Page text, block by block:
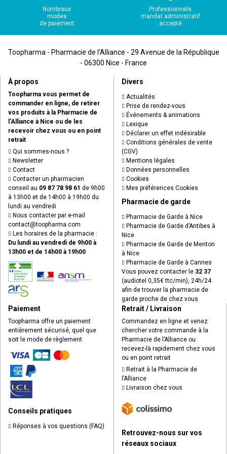
Nombreux
modes
de paiement
Professionnels
mandat administratif
accepté
Toopharma - Pharmacie de l’Alliance - 29 Avenue de la République
- 06300 Nice - France
À propos
Toopharma vous permet de
commander en ligne, de retirer
vos produits à la Pharmacie de
l’Alliance à Nice ou de les
recevoir chez vous ou en point
retrait
Qui sommes-nous ?
Newsletter
Contact
Contacter un pharmacien
conseil au 09 87 78 98 61 de 9h00
à 13h00 et de 14h00 à 19h00 du
lundi au vendredi
Nous contacter par e-mail
contact@toopharma.com
Les horaires de la pharmacie :
Du lundi au vendredi de 9h00 à
13h00 et de 14h00 à 19h00
Divers
Actualités
Prise de rendez-vous
Événements & animations
Lexique
Déclarer un effet indésirable
Conditions générales de vente
(CGV)
Mentions légales
Données personnelles
Cookies
Mes préférences Cookies
Pharmacie de garde
Pharmacie de Garde à Nice
Pharmacie de Garde d’Antibes à
Nice
Pharmacie de Garde de Menton
à Nice
Pharmacie de Garde à Cannes
Vous pouvez contacter le 32 37
(audiotel 0,35€ ttc/min), 24h/24
afin de trouver la pharmacie de
garde proche de chez vous
Paiement
Toopharma offre un paiement
entièrement sécurisé, quel que
soit le mode de règlement
Conseils pratiques
Réponses à vos questions (FAQ)
Retrait / Livraison
Commandez en ligne et venez
chercher votre commande à la
Pharmacie de l’Alliance ou
recevez-là rapidement chez vous
ou en point retrait
Retrait à la Pharmacie de
l’Alliance
Livraison chez vous
Retrouvez-nous sur vos
réseaux sociaux